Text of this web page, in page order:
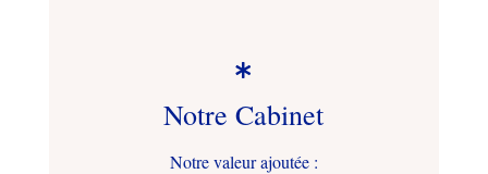

Notre Cabinet
Notre valeur ajoutée :